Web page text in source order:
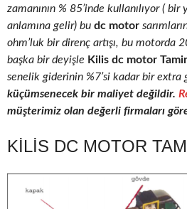
zamanının % 85’inde kullanılıyor ( bir
anlamına gelir) bu dc motor
ohm’luk bir direnç artışı, bu motorda
başka bir deyişle Kilis dc motor
senelik giderinin %7’si kadar bir extra
küçümsenecek bir maliyet değildir.
müşterimiz olan değerli firmaları
KILIS DC MOTOR